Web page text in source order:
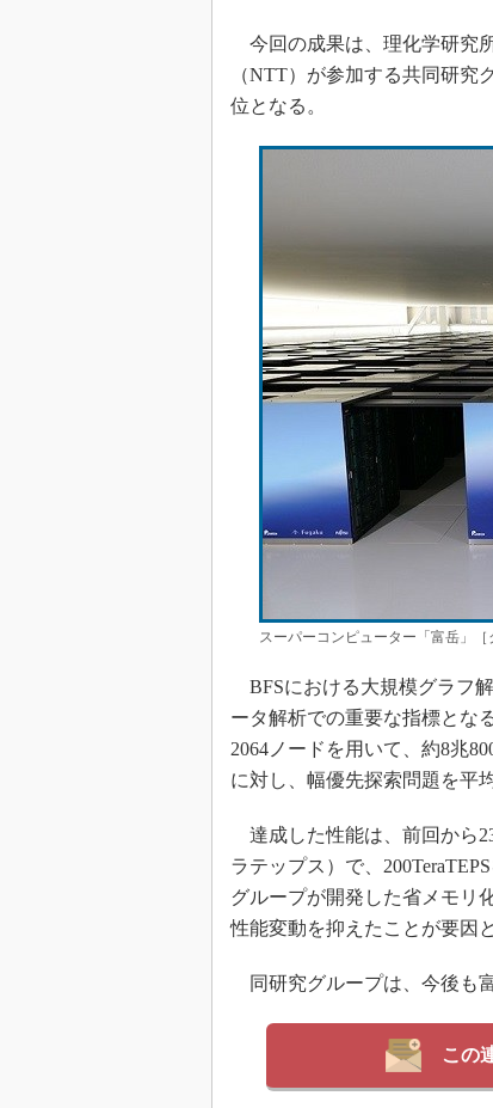
今回の成果は、理化学研究
（NTT）が参加する共同研究
位となる。
スーパーコンピューター「富岳」
BFSにおける大規模グラフ
ータ解析での重要な指標とな
2064ノードを用いて、約8兆
に対し、幅優先探索問題を平
達成した性能は、前回から23
ラテップス）で、
グループが開発した省メモリ
性能変動を抑えたことが要因
同研究グループは、今後も
この